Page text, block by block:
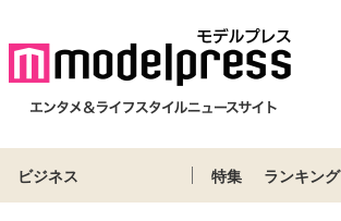
ビジネス 特集 ランキング